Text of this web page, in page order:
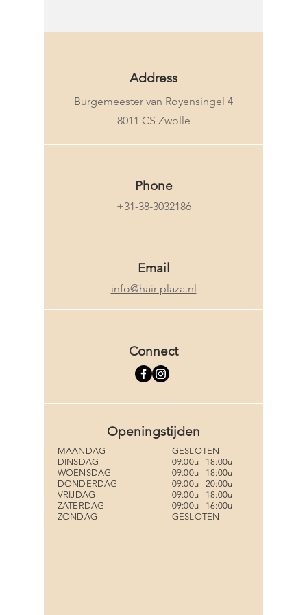
Address
Burgemeester van Royensingel 4
8011 CS Zwolle
Phone
+31-38-3032186
Email
info@hair-plaza.nl
Connect
Openingstijden
MAANDAG
DINSDAG
WOENSDAG
DONDERDAG
VRIJDAG
ZATERDAG
ZONDAG
GESLOTEN
09:00u - 18:00u
09:00u - 18:00u
09:00u - 20:00u
09:00u - 18:00u
09:00u - 16:00u
GESLOTEN